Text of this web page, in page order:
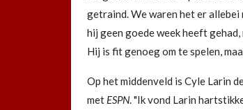
getraind. We waren het er
hij geen goede week heeft
Hij is fit genoeg om te spelen,
Op het middenveld is Cyle Larin
met ESPN. "Ik vond Larin